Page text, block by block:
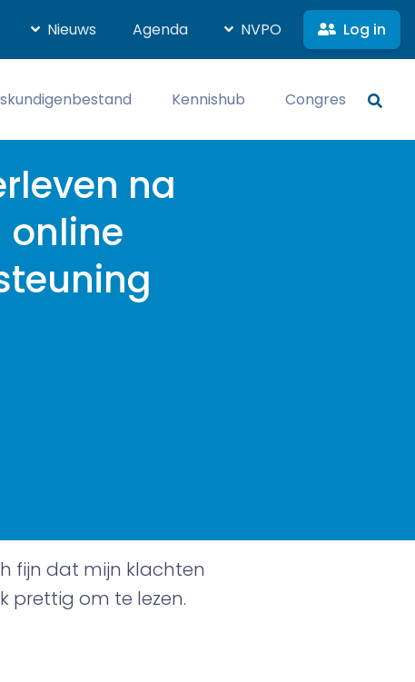
Nieuws Agenda NVPO Log in
Kennishub Congres
na
online
fijn dat mijn klachten
prettig om te lezen.